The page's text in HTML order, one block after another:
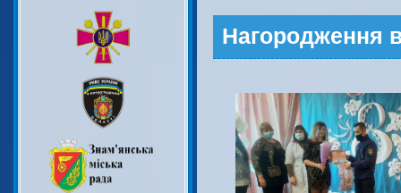
Нагородження